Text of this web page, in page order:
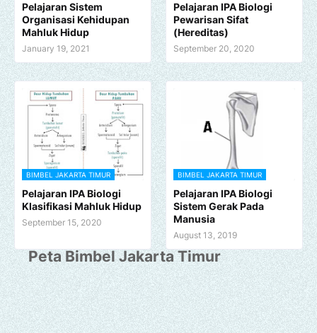
Pelajaran Sistem
Organisasi Kehidupan
Mahluk Hidup
January 19, 2021
Pelajaran IPA Biologi
Pewarisan Sifat
(Hereditas)
September 20, 2020
BIMBEL JAKARTA TIMUR
Pelajaran IPA Biologi
Klasifikasi Mahluk Hidup
September 15, 2020
BIMBEL JAKARTA TIMUR
Pelajaran IPA Biologi
Sistem Gerak Pada
Manusia
August 13, 2019
Peta Bimbel Jakarta Timur